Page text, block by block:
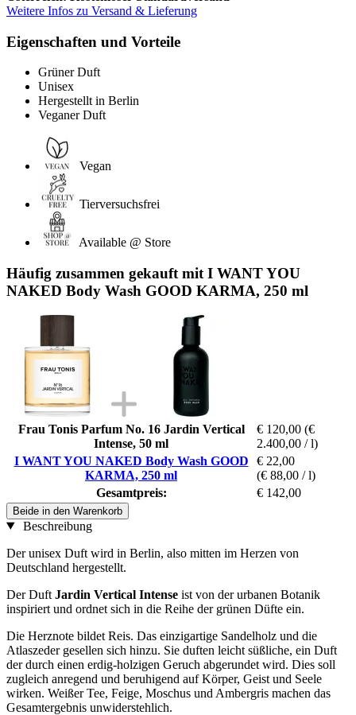
Weitere Infos zu Versand & Lieferung
Eigenschaften und Vorteile
Grüner Duft
Unisex
Hergestellt in Berlin
Veganer Duft
Vegan
Tierversuchsfrei
Available @ Store
Häufig zusammen gekauft mit I WANT YOU
NAKED Body Wash GOOD KARMA, 250 ml
Frau Tonis Parfum No. 16 Jardin Vertical
Intense, 50 ml
€ 120,00 (€
2.400,00 / l)
I WANT YOU NAKED Body Wash GOOD
KARMA, 250 ml
€ 22,00
(€ 88,00 / l)
Gesamtpreis:
€ 142,00
Beide in den Warenkorb
Beschreibung
Der unisex Duft wird in Berlin, also mitten im Herzen von
Deutschland hergestellt.
Der Duft Jardin Vertical Intense ist von der urbanen Botanik
inspiriert und ordnet sich in die Reihe der grünen Düfte ein.
Die Herznote bildet Reis. Das einzigartige Sandelholz und die
Atlaszeder gesellen sich hinzu. Sie duften leicht süßliche, ein Duft
der durch einen erdig-holzigen Geruch abgerundet wird. Dies soll
zugleich anregend und beruhigend auf Körper, Geist und Seele
wirken. Weißer Tee, Feige, Moschus und Ambergris machen das
Gesamtergebnis unwiderstehlich.